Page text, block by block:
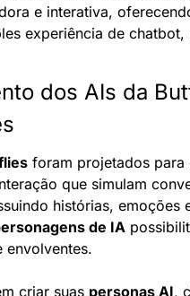
e interativa,
dos AIs da
foram projetados para
que simulam
histórias, emoções
de IA
envolventes.
criar suas personas AI,